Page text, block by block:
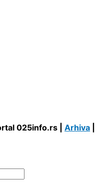
025info.rs | Arhiva